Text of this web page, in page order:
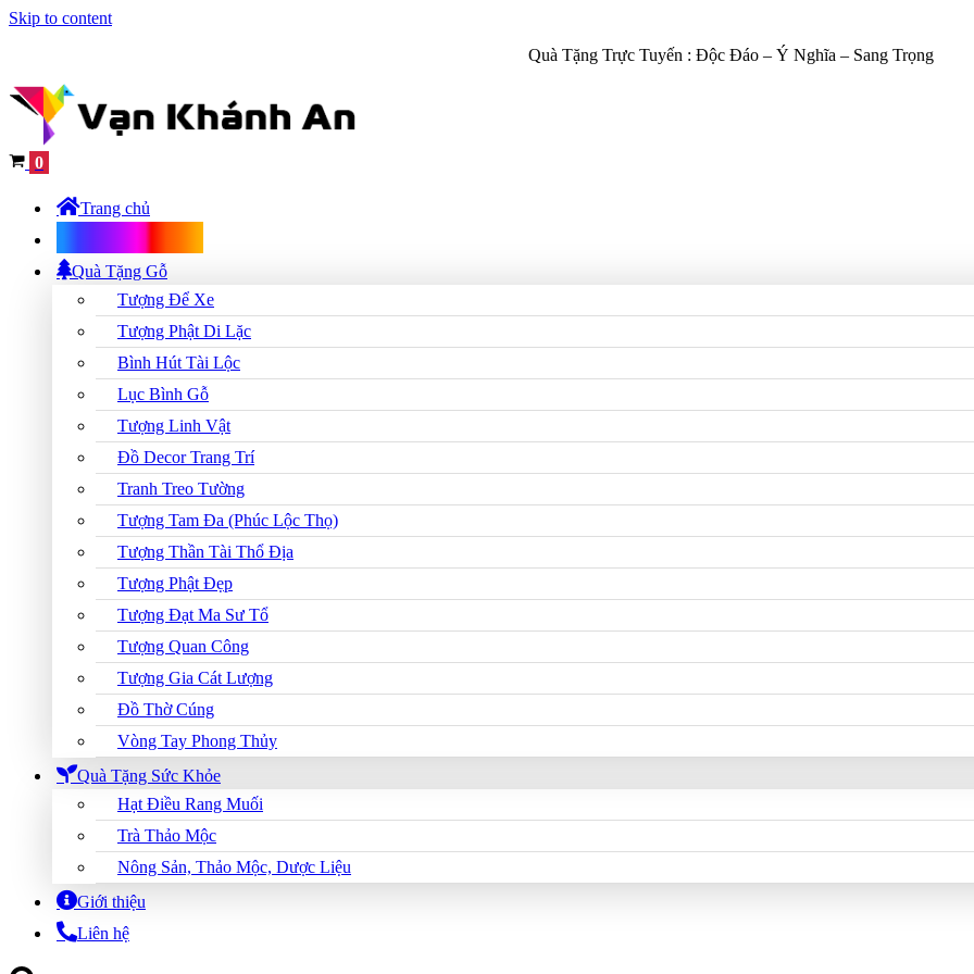
Skip to content
Quà Tặng Trực Tuyến : Độc Đáo – Ý Nghĩa – Sang Trọng
Cart
0
Trang chủ
Quà Tặng Gỗ
Tượng Để Xe
Tượng Phật Di Lặc
Bình Hút Tài Lộc
Lục Bình Gỗ
Tượng Linh Vật
Đồ Decor Trang Trí
Tranh Treo Tường
Tượng Tam Đa (Phúc Lộc Thọ)
Tượng Thần Tài Thổ Địa
Tượng Phật Đẹp
Tượng Đạt Ma Sư Tổ
Tượng Quan Công
Tượng Gia Cát Lượng
Đồ Thờ Cúng
Vòng Tay Phong Thủy
Quà Tặng Sức Khỏe
Hạt Điều Rang Muối
Trà Thảo Mộc
Nông Sản, Thảo Mộc, Dược Liệu
Giới thiệu
Liên hệ